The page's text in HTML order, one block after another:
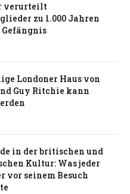
verurteilt
zu 1.000 Jahren
Gefängnis
Londoner Haus von
Guy Ritchie kann
in der britischen und
Kultur: Was jeder
vor seinem Besuch